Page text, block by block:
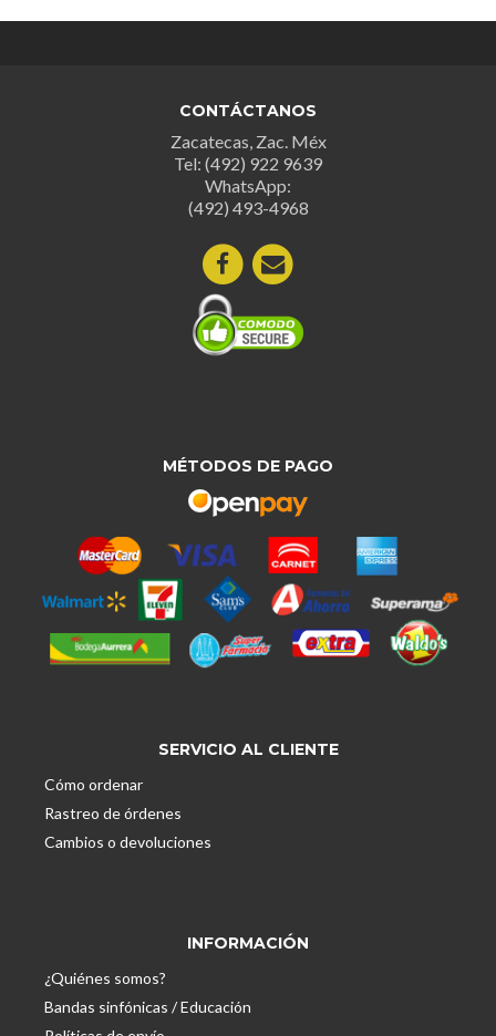
CONTÁCTANOS
Zacatecas, Zac. Méx
Tel: (492) 922 9639
WhatsApp:
(492) 493-4968
MÉTODOS DE PAGO
SERVICIO AL CLIENTE
Cómo ordenar
Rastreo de órdenes
Cambios o devoluciones
INFORMACIÓN
¿Quiénes somos?
Bandas sinfónicas / Educación